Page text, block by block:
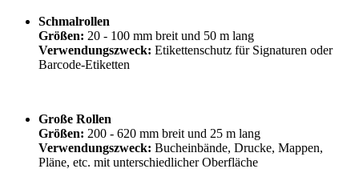
Schmalrollen
Größen: 20 - 100 mm breit und 50 m lang
Verwendungszweck: Etikettenschutz für Signaturen oder
Barcode-Etiketten
Große Rollen
Größen: 200 - 620 mm breit und 25 m lang
Verwendungszweck: Bucheinbände, Drucke, Mappen,
Pläne, etc. mit unterschiedlicher Oberfläche